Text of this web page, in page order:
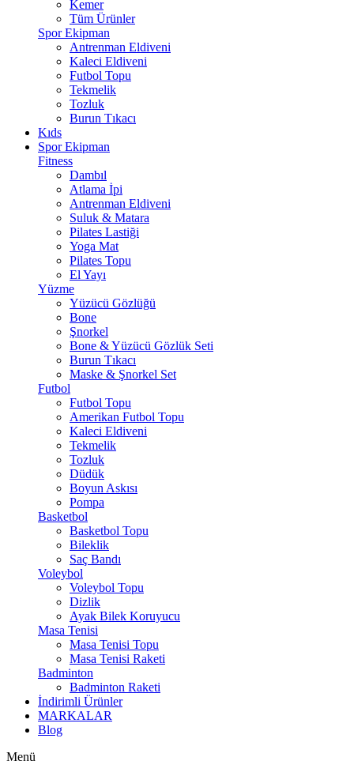
Kemer
Tüm Ürünler
Spor Ekipman
Antrenman Eldiveni
Kaleci Eldiveni
Futbol Topu
Tekmelik
Tozluk
Burun Tıkacı
Kıds
Spor Ekipman
Fitness
Dambıl
Atlama İpi
Antrenman Eldiveni
Suluk & Matara
Pilates Lastiği
Yoga Mat
Pilates Topu
El Yayı
Yüzme
Yüzücü Gözlüğü
Bone
Şnorkel
Bone & Yüzücü Gözlük Seti
Burun Tıkacı
Maske & Şnorkel Set
Futbol
Futbol Topu
Amerikan Futbol Topu
Kaleci Eldiveni
Tekmelik
Tozluk
Düdük
Boyun Askısı
Pompa
Basketbol
Basketbol Topu
Bileklik
Saç Bandı
Voleybol
Voleybol Topu
Dizlik
Ayak Bilek Koruyucu
Masa Tenisi
Masa Tenisi Topu
Masa Tenisi Raketi
Badminton
Badminton Raketi
İndirimli Ürünler
MARKALAR
Blog
Menü